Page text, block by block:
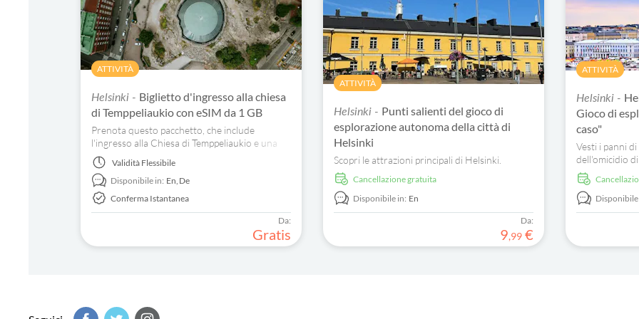
ATTIVITÀ
Helsinki - Biglietto d'ingresso alla chiesa
di Temppeliaukio con eSIM da 1 GB
Prenota questo pacchetto, che include
l'ingresso alla Chiesa di Temppeliaukio e una
eSIM da 1 GB per rimanere connesso durante
la tua visita.
Validità Flessibile
Disponibile in: En,De
Conferma Istantanea
Da:
Gratis
ATTIVITÀ
Helsinki - Punti salienti del gioco di
esplorazione autonoma della città di
Helsinki
Scopri le attrazioni principali di Helsinki.
Cancellazione gratuita
Disponibile in: En
Da:
9,99 €
ATTIVITÀ
Helsinki -
Gioco di
caso"
Vesti i panni
dell'omicidio
tour dei
sospettati e
Disponibile